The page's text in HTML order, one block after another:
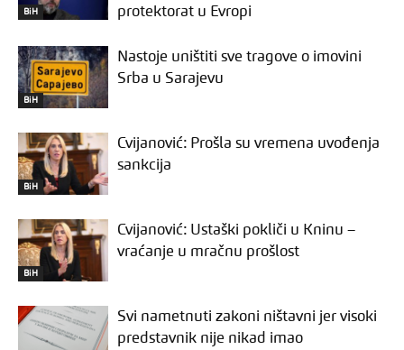
BiH
protektorat u Evropi
BiH
Nastoje uništiti sve tragove o imovini
Srba u Sarajevu
BiH
Cvijanović: Prošla su vremena uvođenja
sankcija
BiH
Cvijanović: Ustaški pokliči u Kninu –
vraćanje u mračnu prošlost
Svi nametnuti zakoni ništavni jer visoki
predstavnik nije nikad imao